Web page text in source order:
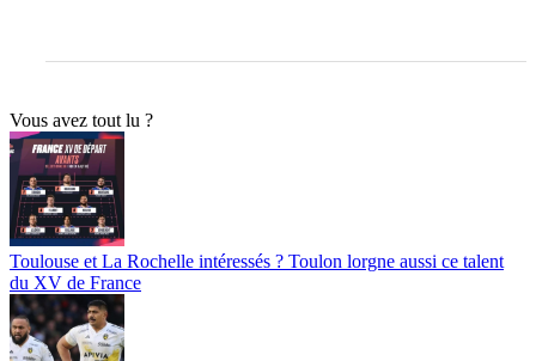
Vous avez tout lu ?
Toulouse et La Rochelle intéressés ? Toulon lorgne aussi ce talent
du XV de France